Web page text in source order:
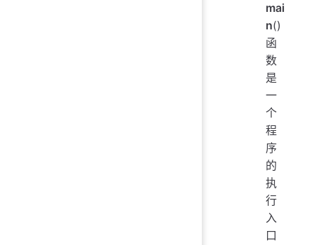
mai
n()
函
数
是
一
个
程
序
的
执
行
入
口